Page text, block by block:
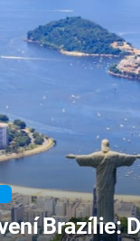
MARIE
NAPOLEON
BONAPARTE
BRITSKÁ
KRÁLOVSKÁ
RODINA
Brazílie: